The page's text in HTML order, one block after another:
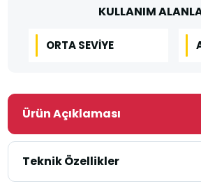
KULLANIM
ORTA SEVIYE
Ürün Açıklaması
Teknik Özellikler